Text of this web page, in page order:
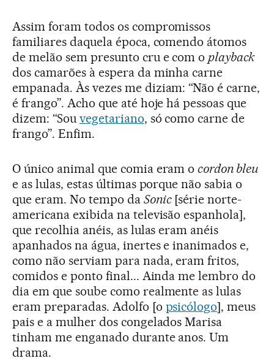
Assim foram todos os compromissos
familiares daquela época, comendo átomos
de melão sem presunto cru e com oplayback
dos camarões à espera da minha carne
empanada. Às vezes me diziam: “Não é carne,
é frango”. Acho que até hoje há pessoas que
dizem: “Sou vegetariano, só como carne de
frango”. Enfim.
O único animal que comia eram ocordon bleu
e as lulas, estas últimas porque não sabia o
que eram. No tempo da Sonic[série norte-
americana exibida na televisão espanhola],
que recolhia anéis, as lulas eram anéis
apanhados na água, inertes e inanimados e,
como não serviam para nada, eram fritos,
comidos e ponto final... Ainda me lembro do
dia em que soube como realmente as lulas
eram preparadas. Adolfo [o psicólogo], meus
pais e a mulher dos congelados Marisa
tinham me enganado durante anos. Um
drama.